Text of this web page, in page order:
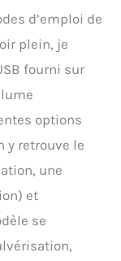
d’emploi de
plein, je
fourni sur
options
y retrouve le
une
et
se